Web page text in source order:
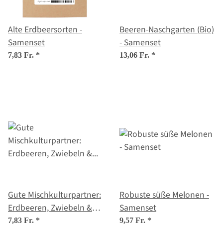
Alte Erdbeersorten -
Samenset
7,83 Fr. *
Beeren-Naschgarten (Bio)
- Samenset
13,06 Fr. *
Gute Mischkulturpartner:
Erdbeeren, Zwiebeln &
Schnittlauch - Samenset
7,83 Fr. *
Robuste süße Melonen -
Samenset
9,57 Fr. *